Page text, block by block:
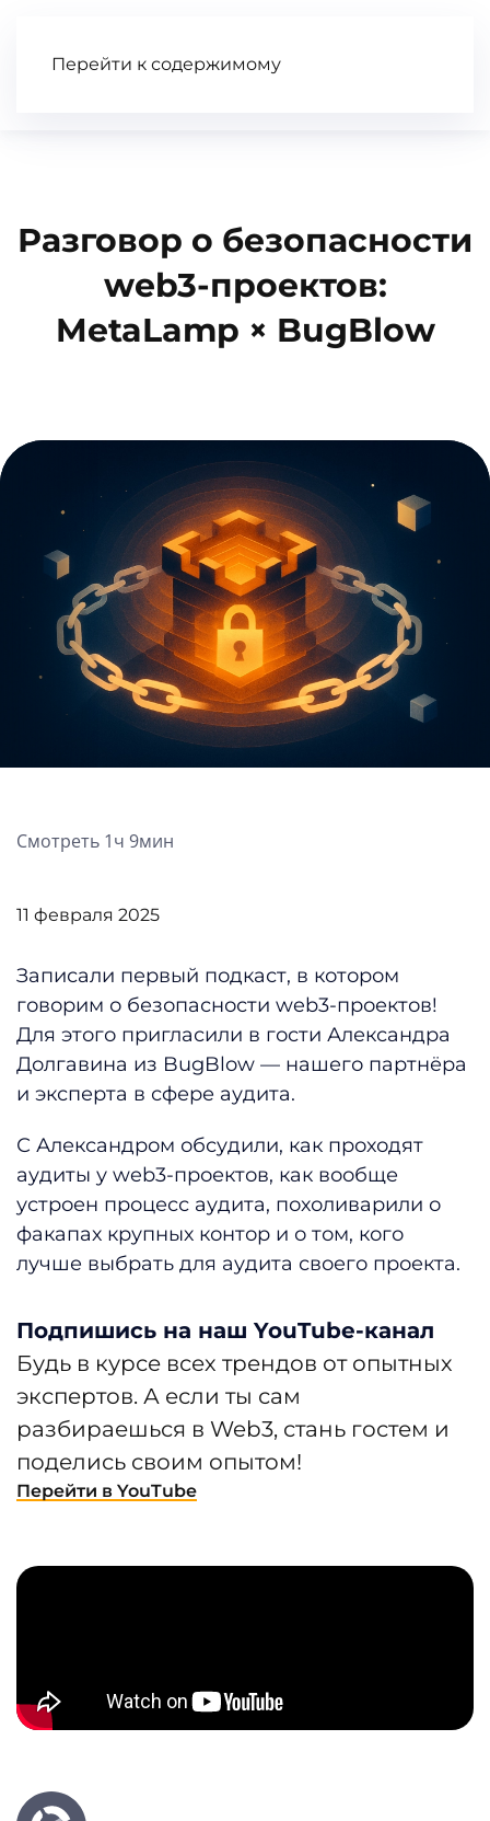
Перейти к содержимому
Разговор о безопасности
web3-проектов:
MetaLamp × BugBlow
Смотреть 1ч 9мин
11 февраля 2025
Записали первый подкаст, в котором
говорим о безопасности web3-проектов!
Для этого пригласили в гости Александра
Долгавина из BugBlow — нашего партнёра
и эксперта в сфере аудита.
С Александром обсудили, как проходят
аудиты у web3-проектов, как вообще
устроен процесс аудита, похоливарили о
факапах крупных контор и о том, кого
лучше выбрать для аудита своего проекта.
Подпишись на наш YouTube-канал
Будь в курсе всех трендов от опытных
экспертов. А если ты сам
разбираешься в Web3, стань гостем и
поделись своим опытом!
Перейти в YouTube